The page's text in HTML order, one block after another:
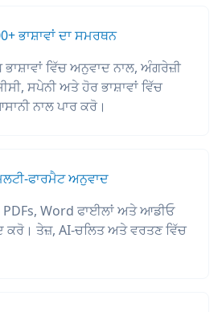
ਭਾਸ਼ਾਵਾਂ ਦਾ ਸਮਰਥਨ
ਵਿੱਚ ਅਨੁਵਾਦ ਨਾਲ, ਅੰਗਰੇਜ਼ੀ
ਸਪੇਨੀ ਅਤੇ ਹੋਰ ਭਾਸ਼ਾਵਾਂ ਵਿੱਚ
ਨਾਲ ਪਾਰ ਕਰੋ।
ਫਾਰਮੈਟ ਅਨੁਵਾਦ
PDFs, Word ਫਾਈਲਾਂ ਅਤੇ ਆਡੀਓ
ਕਰੋ। ਤੇਜ਼, AI-ਚਲਿਤ ਅਤੇ ਵਰਤਣ ਵਿੱਚ